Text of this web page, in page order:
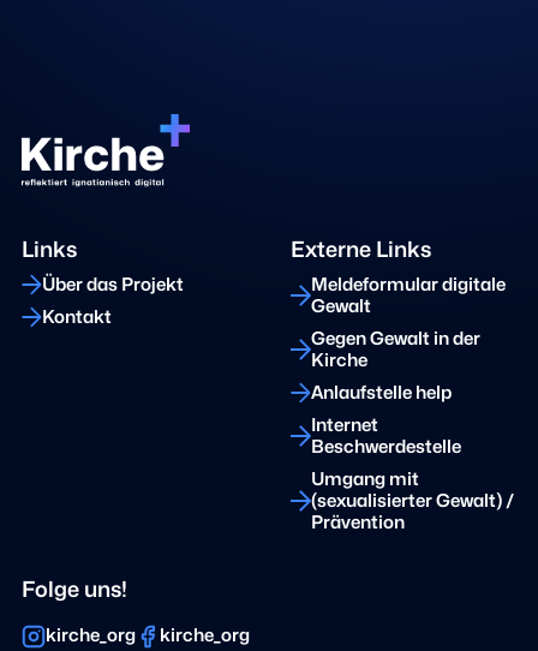
Links
Über das Projekt
Kontakt
Externe Links
Meldeformular digitale
Gewalt
Gegen Gewalt in der
Kirche
Anlaufstelle help
Internet
Beschwerdestelle
Umgang mit
(sexualisierter Gewalt) /
Prävention
Folge uns!
kirche_org kirche_org